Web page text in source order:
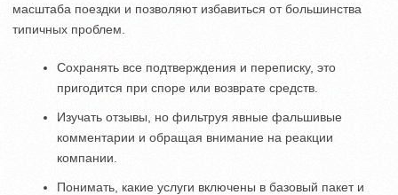
масштаба поездки и позволяют избавиться от большинства
типичных проблем.
Сохранять все подтверждения и переписку, это
пригодится при споре или возврате средств.
Изучать отзывы, но фильтруя явные фальшивые
комментарии и обращая внимание на реакции
компании.
Понимать, какие услуги включены в базовый пакет и